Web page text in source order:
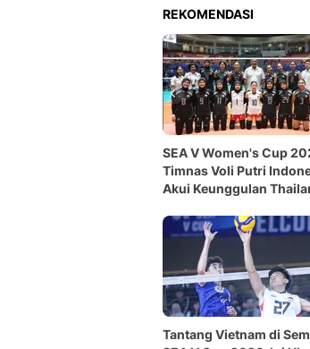
REKOMENDASI
SEA V Women's Cup
Timnas Voli Putri
Akui Keunggulan
Tantang Vietnam di